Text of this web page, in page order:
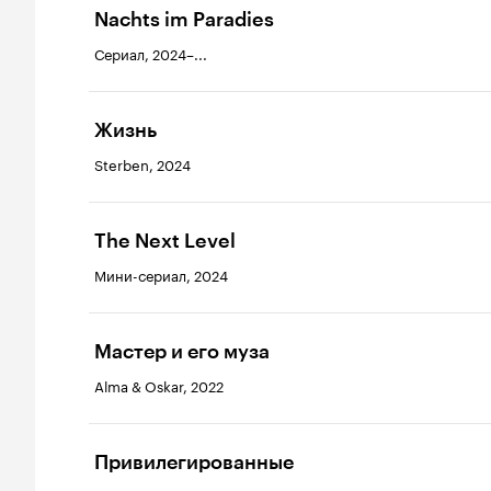
Nachts im Paradies
Сериал, 2024–...
Жизнь
Sterben, 2024
The Next Level
Мини-сериал, 2024
Мастер и его муза
Alma & Oskar, 2022
Привилегированные